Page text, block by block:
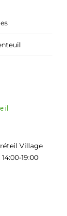
Village
19:00